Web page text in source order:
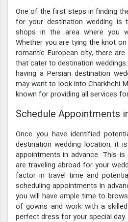
One of the first steps in finding
for your destination wedding is
shops in the area where you
Whether you are tying the knot
romantic European city, there
that cater to destination
having a Persian destination
may want to look into Charkhchi
known for providing all services
Schedule Appointments
Once you have identified
destination wedding location, it
appointments in advance. This
are traveling abroad for your
factor in travel time and
scheduling appointments in
you will have ample time to
of gowns and work with a
perfect dress for your special day.